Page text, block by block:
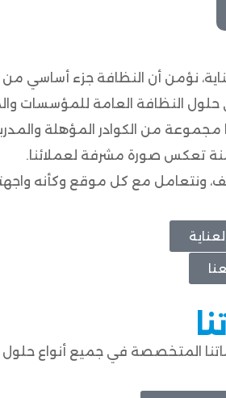
نؤمن أن النظافة جزء أساسي
حلول النظافة العامة للمؤسسات
مجموعة من الكوادر المؤهلة
تعكس صورة مشرفة لعملائنا.
ونتعامل مع كل موقع وكأنه
المتخصصة في جميع أنواع حلول